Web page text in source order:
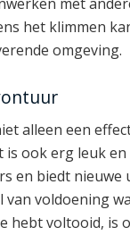
het klimmen
omgeving.
alleen een
is ook erg leuk
en biedt nieuwe
van voldoening
hebt voltooid, is